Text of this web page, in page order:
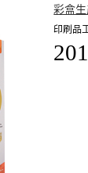
彩盒
印刷品